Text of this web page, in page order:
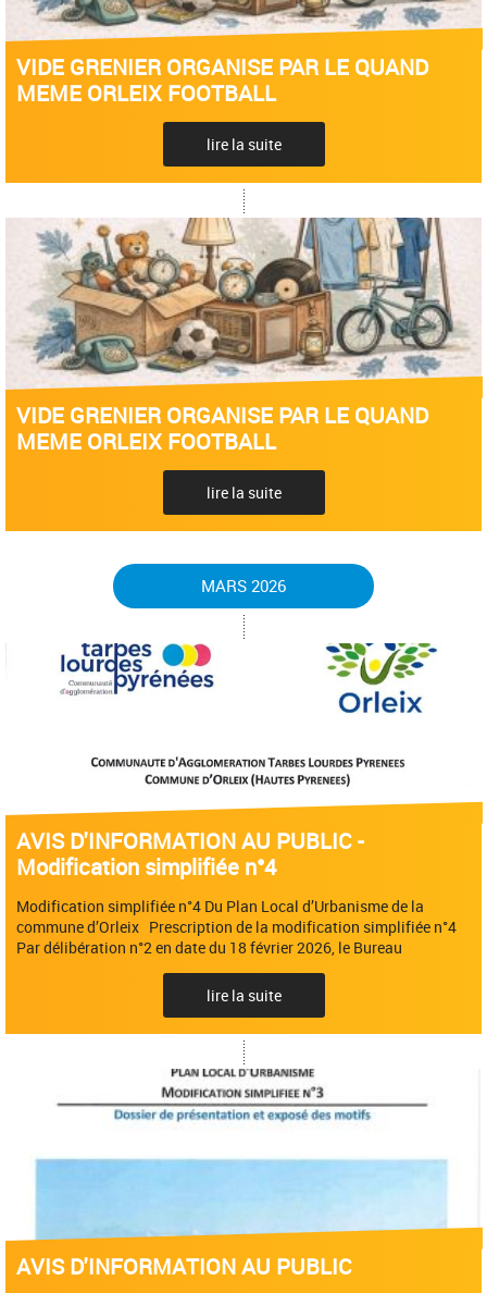
VIDE GRENIER ORGANISE PAR LE QUAND
MEME ORLEIX FOOTBALL
lire la suite
VIDE GRENIER ORGANISE PAR LE QUAND
MEME ORLEIX FOOTBALL
lire la suite
MARS 2026
AVIS D'INFORMATION AU PUBLIC -
Modification simplifiée n°4
Modification simplifiée n°4 Du Plan Local d’Urbanisme de la
commune d’Orleix Prescription de la modification simplifiée n°4
Par délibération n°2 en date du 18 février 2026, le Bureau
lire la suite
AVIS D'INFORMATION AU PUBLIC